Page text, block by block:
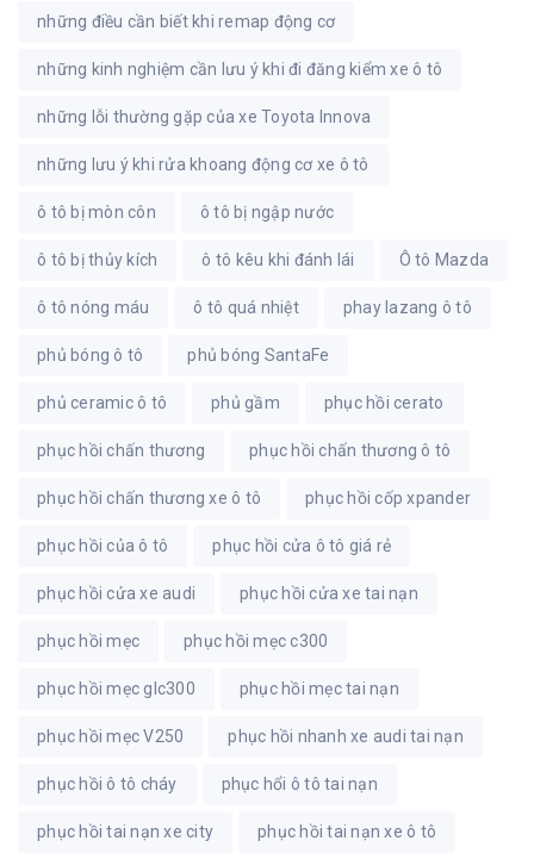
những điều cần biết khi remap động cơ
những kinh nghiệm cần lưu ý khi đi đăng kiểm xe ô tô
những lỗi thường gặp của xe Toyota Innova
những lưu ý khi rửa khoang động cơ xe ô tô
ô tô bị mòn côn ô tô bị ngập nước
ô tô bị thủy kích ô tô kêu khi đánh lái Ô tô Mazda
ô tô nóng máu ô tô quá nhiệt phay lazang ô tô
phủ bóng ô tô phủ bóng SantaFe
phủ ceramic ô tô phủ gầm phục hồi cerato
phục hồi chấn thương phục hồi chấn thương ô tô
phục hồi chấn thương xe ô tô phục hồi cốp xpander
phục hồi của ô tô phục hồi cửa ô tô giá rẻ
phục hồi cửa xe audi phục hồi cửa xe tai nạn
phục hồi mẹc phục hồi mẹc c300
phục hồi mẹc glc300 phục hồi mẹc tai nạn
phục hồi mẹc V250 phục hồi nhanh xe audi tai nạn
phục hồi ô tô cháy phục hổi ô tô tai nạn
phục hồi tai nạn xe city phục hồi tai nạn xe ô tô